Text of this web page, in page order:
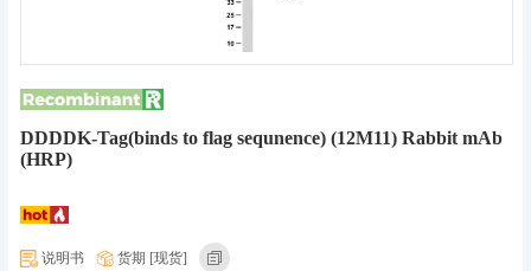
DDDDK-Tag(binds to flag sequnence) (12M11) Rabbit mAb
(HRP)
说明书 货期 [现货]